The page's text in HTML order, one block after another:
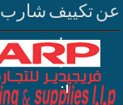
عن تكييف شارب